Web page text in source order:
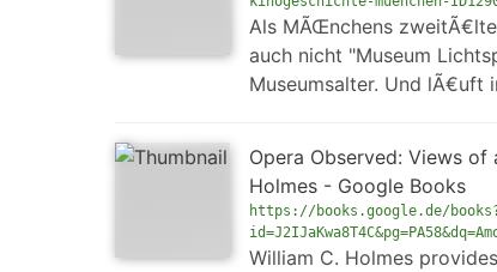
Als MÃŒnchens
auch nicht "Museum
Museumsalter. Und lÃ€uft
Opera Observed: Views
Holmes - Google Books
https://books.google.de/
William C. Holmes